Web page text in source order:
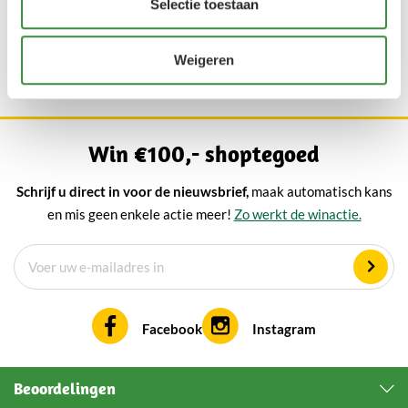
Selectie toestaan
Weigeren
Win €100,- shoptegoed
Schrijf u direct in voor de nieuwsbrief, maak automatisch kans
en mis geen enkele actie meer! Zo werkt de winactie.
Facebook Instagram
Beoordelingen